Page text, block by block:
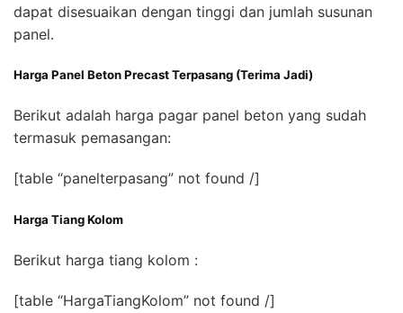
dapat disesuaikan dengan tinggi dan jumlah susunan
panel.
Harga Panel Beton Precast Terpasang (Terima Jadi)
Berikut adalah harga pagar panel beton yang sudah
termasuk pemasangan:
[table “panelterpasang” not found /]
Harga Tiang Kolom
Berikut harga tiang kolom :
[table “HargaTiangKolom” not found /]